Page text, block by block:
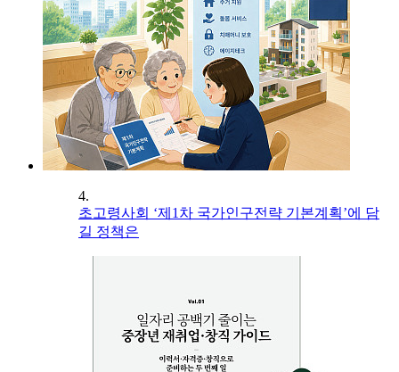
4.
초고령사회 ‘제1차 국가인구전략 기본계획’에 담
길 정책은